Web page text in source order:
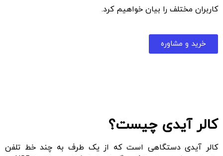
کاربران مختلف را بیان خواهیم کرد.
خرید و مشاوره
کالر آیدی چیست؟
کالر آیدی دستگاهی است که از یک طرف به چند خط تلفن